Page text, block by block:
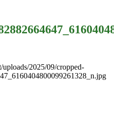
2025/09/cropped-